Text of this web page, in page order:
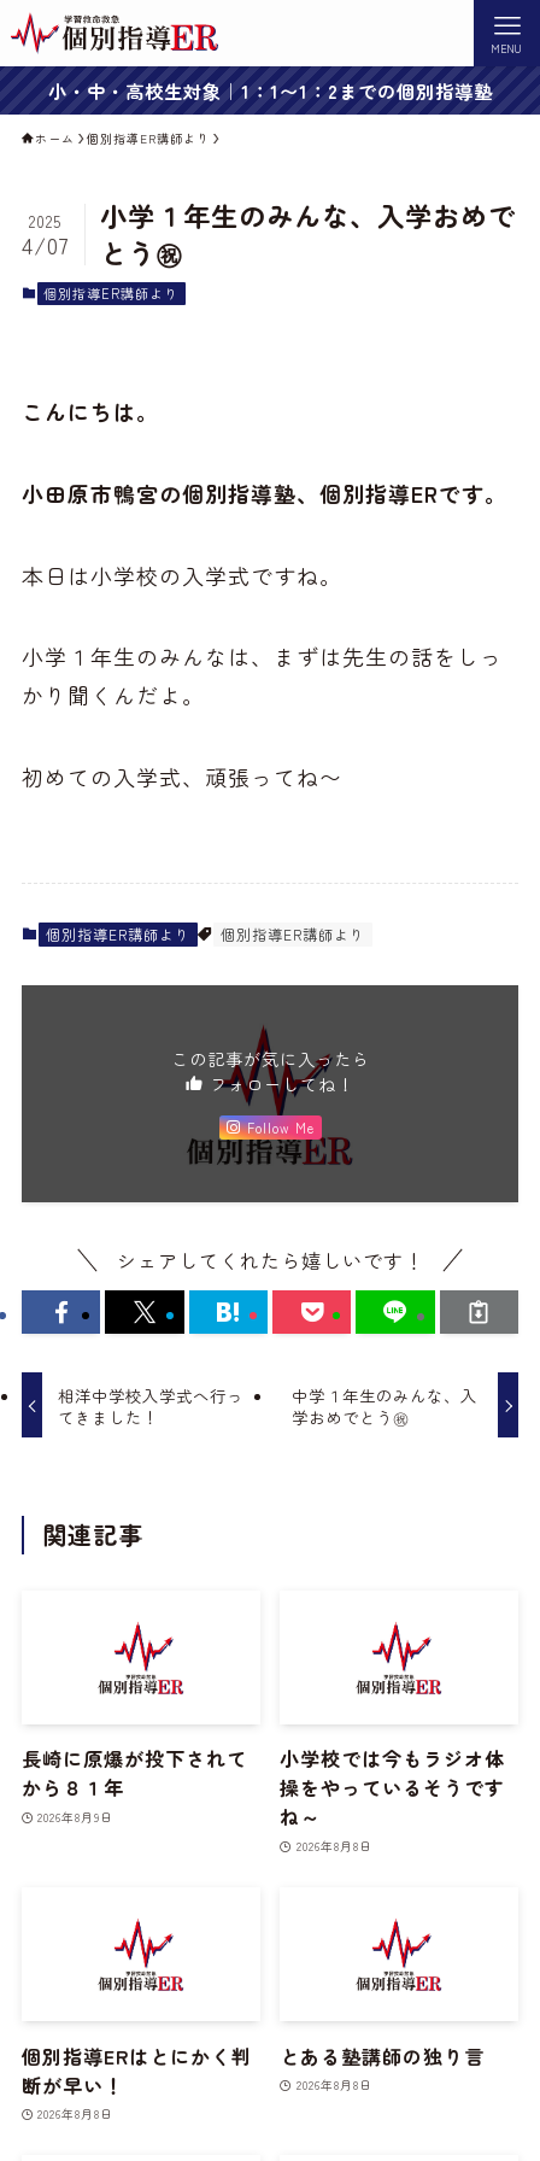
MENU
小・中・高校生対象｜1：1〜1：2までの個別指導塾
ホーム 個別指導ER講師より
小学１年生のみんな、入学おめで
とう㊗
2025
4/07
個別指導ER講師より
こんにちは。
小田原市鴨宮の個別指導塾、個別指導ERです。
本日は小学校の入学式ですね。
小学１年生のみんなは、まずは先生の話をしっ
かり聞くんだよ。
初めての入学式、頑張ってね〜
個別指導ER講師より 個別指導ER講師より
この記事が気に入ったら
フォローしてね！
Follow Me
シェアしてくれたら嬉しいです！
相洋中学校入学式へ行っ
てきました！
中学１年生のみんな、入
学おめでとう㊗
関連記事
長崎に原爆が投下されて
から８１年
2026年8月9日
小学校では今もラジオ体
操をやっているそうです
ね～
2026年8月8日
個別指導ERはとにかく判
断が早い！
2026年8月8日
とある塾講師の独り言
2026年8月8日